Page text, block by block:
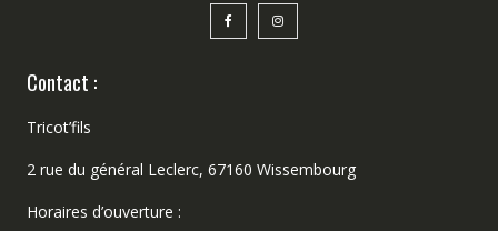
Contact :
Tricot’fils
2 rue du général Leclerc, 67160 Wissembourg
Horaires d’ouverture :